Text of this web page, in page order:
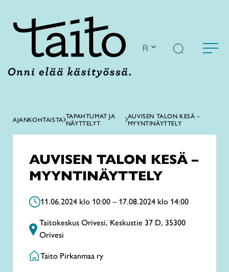
FI
AJANKOHTAISTA TAPAHTUMAT JA
NÄYTTELYT
AUVISEN TALON KESÄ –
MYYNTINÄYTTELY
AUVISEN TALON KESÄ –
MYYNTINÄYTTELY
11.06.2024 klo 10:00 – 17.08.2024 klo 14:00
Taitokeskus Orivesi, Keskustie 37 D, 35300
Orivesi
Taito Pirkanmaa ry